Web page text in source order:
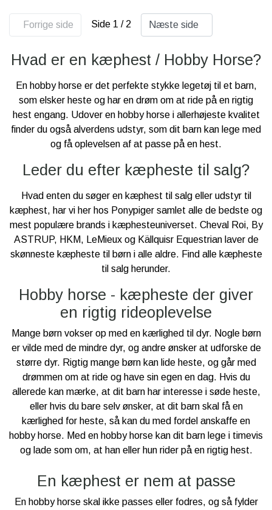
Forrige side Side 1 / 2 Næste side
Hvad er en kæphest / Hobby Horse?
En hobby horse er det perfekte stykke legetøj til et barn,
som elsker heste og har en drøm om at ride på en rigtig
hest engang. Udover en hobby horse i allerhøjeste kvalitet
finder du også alverdens udstyr, som dit barn kan lege med
og få oplevelsen af at passe på en hest.
Leder du efter kæpheste til salg?
Hvad enten du søger en kæphest til salg eller udstyr til
kæphest, har vi her hos Ponypiger samlet alle de bedste og
mest populære brands i kæphesteuniverset. Cheval Roi, By
ASTRUP, HKM, LeMieux og Källquisr Equestrian laver de
skønneste kæpheste til børn i alle aldre. Find alle kæpheste
til salg herunder.
Hobby horse - kæpheste der giver
en rigtig rideoplevelse
Mange børn vokser op med en kærlighed til dyr. Nogle børn
er vilde med de mindre dyr, og andre ønsker at udforske de
større dyr. Rigtig mange børn kan lide heste, og går med
drømmen om at ride og have sin egen en dag. Hvis du
allerede kan mærke, at dit barn har interesse i søde heste,
eller hvis du bare selv ønsker, at dit barn skal få en
kærlighed for heste, så kan du med fordel anskaffe en
hobby horse. Med en hobby horse kan dit barn lege i timevis
og lade som om, at han eller hun rider på en rigtig hest.
En kæphest er nem at passe
En hobby horse skal ikke passes eller fodres, og så fylder